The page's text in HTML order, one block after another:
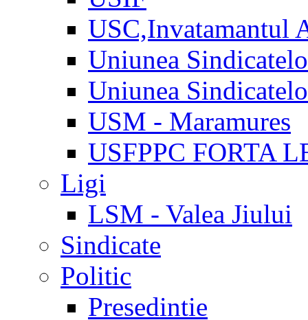
USC,Invatamantul
Uniunea
Uniunea
USM - Maramures
USFPPC FORTA
Ligi
LSM - Valea Jiului
Sindicate
Politic
Presedintie